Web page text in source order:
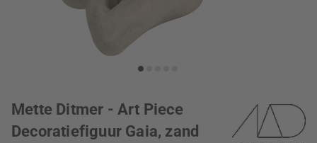
Mette Ditmer - Art Piece
Decoratiefiguur Gaia, zand